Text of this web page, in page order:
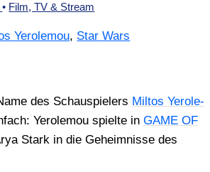
• Film, TV & Stream
Yerolemou, Star Wars
des Schau­spie­lers Mil­tos Yero­le­
Yero­le­mou spiel­te in GAME OF
Stark in die Geheim­nis­se des